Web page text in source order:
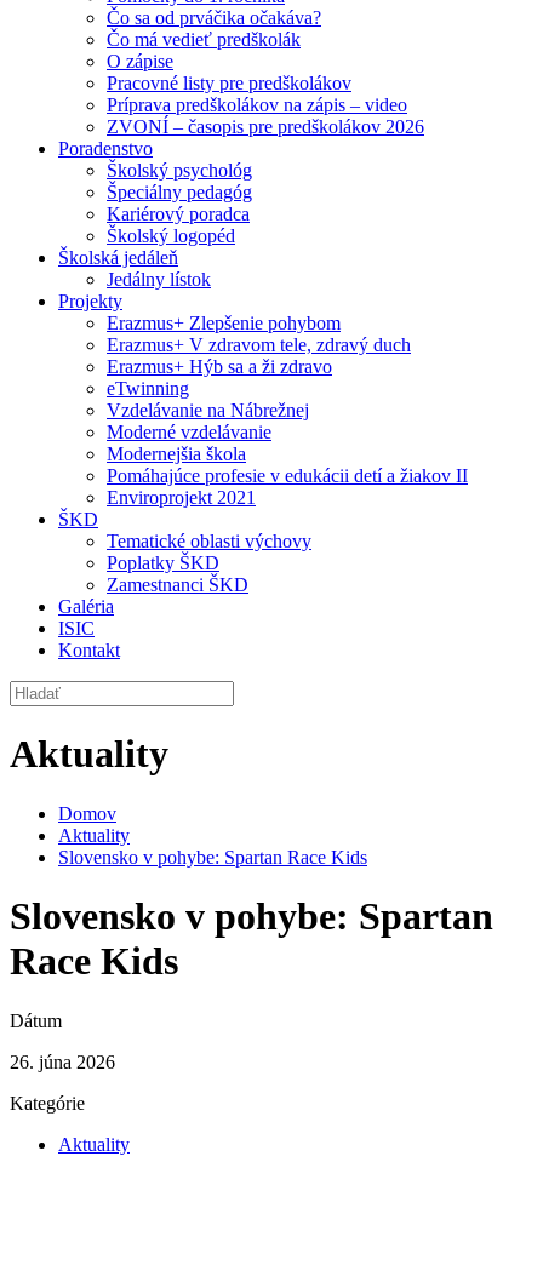
Čo sa od prváčika očakáva?
Čo má vedieť predškolák
O zápise
Pracovné listy pre predškolákov
Príprava predškolákov na zápis – video
ZVONÍ – časopis pre predškolákov 2026
Poradenstvo
Školský psychológ
Špeciálny pedagóg
Kariérový poradca
Školský logopéd
Školská jedáleň
Jedálny lístok
Projekty
Erazmus+ Zlepšenie pohybom
Erazmus+ V zdravom tele, zdravý duch
Erazmus+ Hýb sa a ži zdravo
eTwinning
Vzdelávanie na Nábrežnej
Moderné vzdelávanie
Modernejšia škola
Pomáhajúce profesie v edukácii detí a žiakov II
Enviroprojekt 2021
ŠKD
Tematické oblasti výchovy
Poplatky ŠKD
Zamestnanci ŠKD
Galéria
ISIC
Kontakt
Aktuality
Domov
Aktuality
Slovensko v pohybe: Spartan Race Kids
Slovensko v pohybe: Spartan
Race Kids
Dátum
26. júna 2026
Kategórie
Aktuality